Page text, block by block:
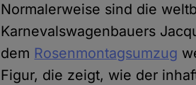
Normalerweise sind die
Karnevalswagenbauers
dem Rosenmontagsumzug
Figur, die zeigt, wie der